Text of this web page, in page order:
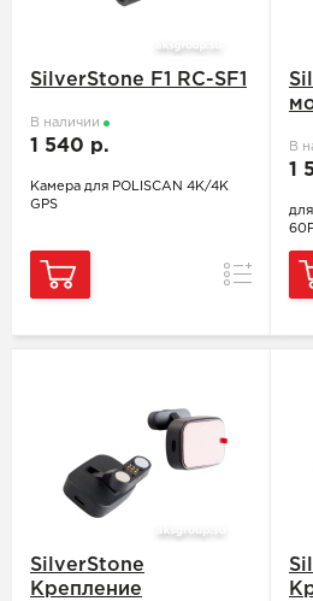
SilverStone F1 RC-SF1
В наличии
1 540 р.
Камера для POLISCAN 4K/4K
GPS
Сравнение
В
1
SilverStone
Крепление